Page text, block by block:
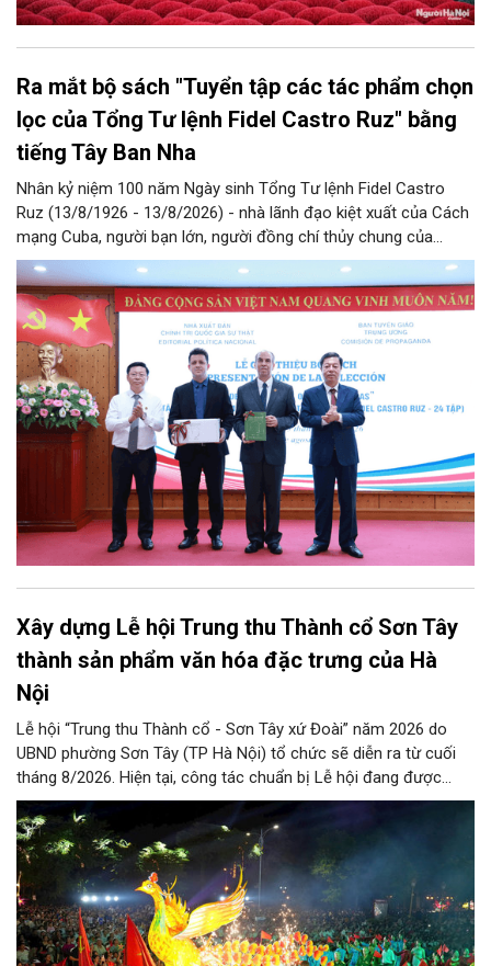
Ra mắt bộ sách "Tuyển tập các tác phẩm chọn
lọc của Tổng Tư lệnh Fidel Castro Ruz" bằng
tiếng Tây Ban Nha
Nhân kỷ niệm 100 năm Ngày sinh Tổng Tư lệnh Fidel Castro
Ruz (13/8/1926 - 13/8/2026) - nhà lãnh đạo kiệt xuất của Cách
mạng Cuba, người bạn lớn, người đồng chí thủy chung của
Đảng, Nhà nước và nhân dân Việt Nam, chiều 5/8, tại Hà Nội,
Nhà xuất bản Chính trị quốc gia Sự thật phối hợp với Ban Tuyên
giáo Trung ương tổ chức Lễ giới thiệu bộ sách “Tuyển tập các
tác phẩm chọn lọc của Tổng Tư lệnh Fidel Castro Ruz” gồm 24
tập bằng tiếng Tây Ban Nha.
Xây dựng Lễ hội Trung thu Thành cổ Sơn Tây
thành sản phẩm văn hóa đặc trưng của Hà
Nội
Lễ hội “Trung thu Thành cổ - Sơn Tây xứ Đoài” năm 2026 do
UBND phường Sơn Tây (TP Hà Nội) tổ chức sẽ diễn ra từ cuối
tháng 8/2026. Hiện tại, công tác chuẩn bị Lễ hội đang được
chính quyền phường Sơn Tây cùng các phòng, ban, ngành, đơn
vị và 25 tổ dân phố khẩn trương triển khai, tạo khí thế sôi nổi,
sẵn sàng mang đến cho Nhân dân và du khách một mùa Trung
thu quy mô, đặc sắc và giàu bản sắc văn hóa xứ Đoài.